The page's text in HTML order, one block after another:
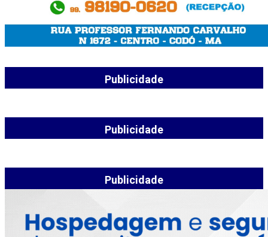
Publicidade
Publicidade
Publicidade